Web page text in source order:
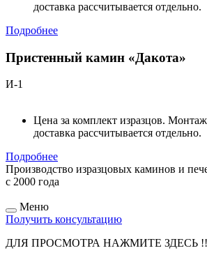
доставка рассчитывается отдельно.
Подробнее
Пристенный камин «Дакота»
И-1
Цена за комплект изразцов.
доставка рассчитывается отдельно.
Подробнее
Производство изразцовых каминов и
с 2000 года
Меню
Получить консультацию
ДЛЯ ПРОСМОТРА НАЖМИТЕ ЗДЕСЬ